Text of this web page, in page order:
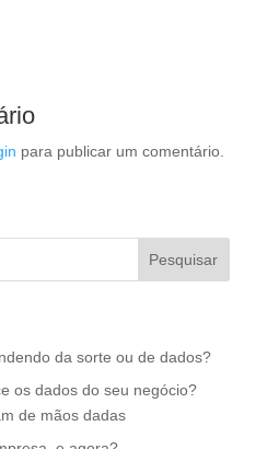
para publicar um comentário.
da sorte ou de dados?
os dados do seu negócio?
de mãos dadas